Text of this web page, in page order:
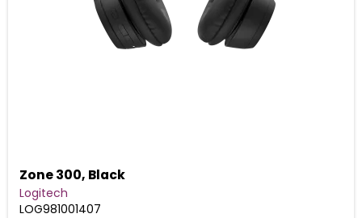
Zone 300, Black
Logitech
LOG981001407